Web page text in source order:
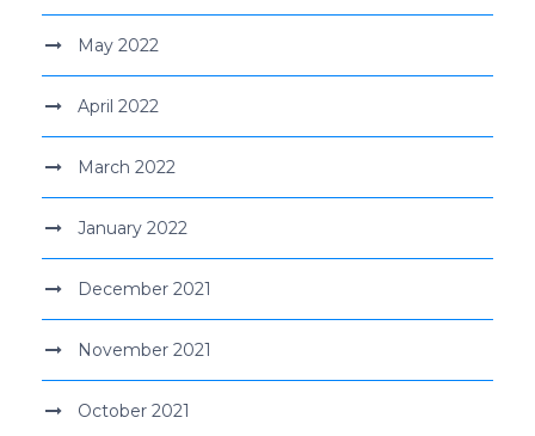
May 2022
April 2022
March 2022
January 2022
December 2021
November 2021
October 2021